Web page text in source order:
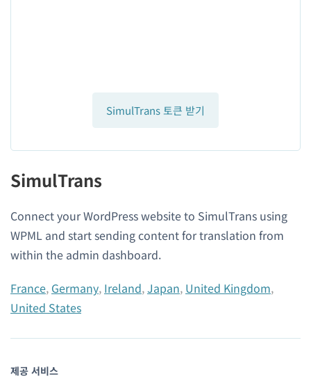
SimulTrans 토큰 받기
SimulTrans
Connect your WordPress website to SimulTrans using
WPML and start sending content for translation from
within the admin dashboard.
France, Germany, Ireland,Japan, United Kingdom,
United States
제공 서비스